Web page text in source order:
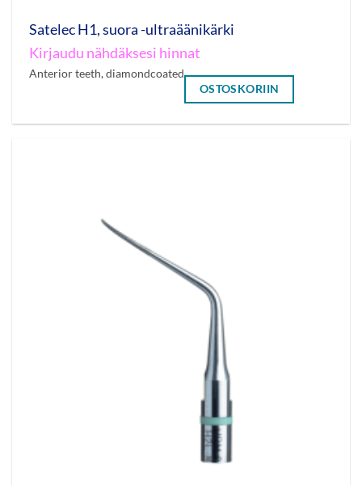
Satelec H1, suora -ultraäänikärki
Kirjaudu nähdäksesi hinnat
Anterior teeth, diamondcoated
OSTOSKORIIN